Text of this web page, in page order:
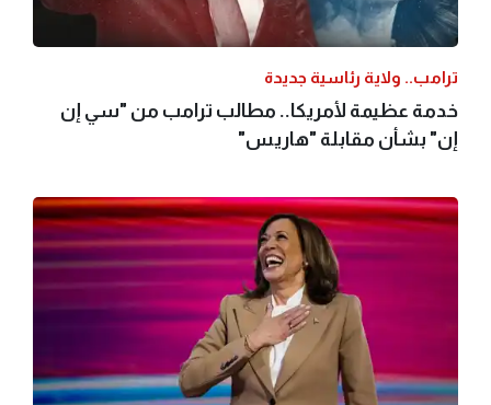
ترامب.. ولاية رئاسية جديدة
خدمة عظيمة لأمريكا.. مطالب ترامب من "سي إن
إن" بشأن مقابلة "هاريس"